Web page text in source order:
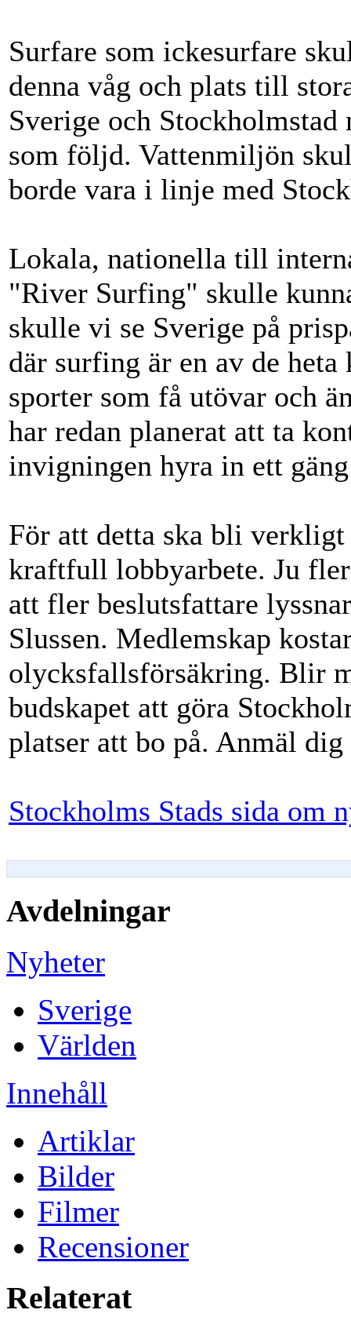
Surfare som ickesurfare
denna våg och plats till
Sverige och
som följd. Vattenmiljön
borde vara i linje med
Lokala, nationella till
"River Surfing" skulle
skulle vi se Sverige på
där surfing är en av de
sporter som få utövar och
har redan planerat att ta
invigningen hyra in ett
För att detta ska bli
kraftfull lobbyarbete. Ju
att fler beslutsfattare
Slussen. Medlemskap
olycksfallsförsäkring. Blir
budskapet att göra
platser att bo på. Anmäl
Stockholms Stads sida om
Avdelningar
Nyheter
Sverige
Världen
Innehåll
Artiklar
Bilder
Filmer
Recensioner
Relaterat